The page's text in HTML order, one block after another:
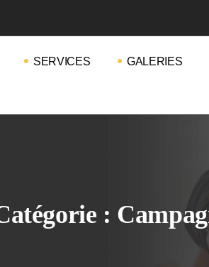
SERVICES GALERIES
: